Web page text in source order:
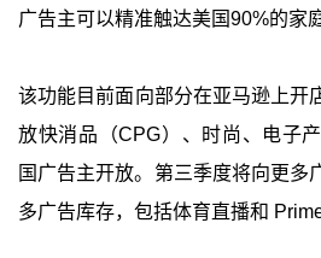
广告主可以精准触达美国90%的家
该功能目前面向部分在亚马逊上开
放快消品（CPG）、时尚、电子
国广告主开放。第三季度将向更多
多广告库存，包括体育直播和